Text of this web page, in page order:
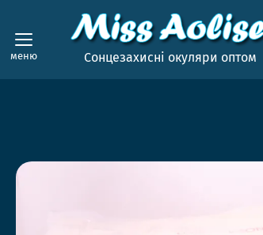
меню Сонцезахисні окуляри оптом